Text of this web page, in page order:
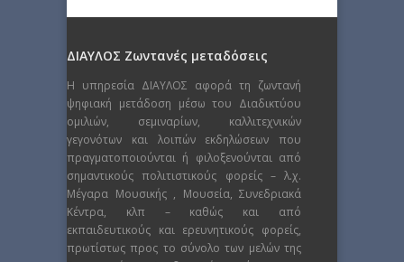
ΔΙΑΥΛΟΣ Ζωντανές μεταδόσεις
Η υπηρεσία ΔΙΑΥΛΟΣ αφορά τη ζωντανή
ψηφιακή μετάδοση μέσω του Διαδικτύου
ομιλιών, σεμιναρίων, καλλιτεχνικών
γεγονότων και λοιπών εκδηλώσεων που
πραγματοποιούνται ή φιλοξενούνται από
σημαντικούς πολιτιστικούς φορείς – λ.χ.
Μέγαρα Μουσικής , Μουσεία, Συνεδριακά
Κέντρα, κλπ – καθώς και από
εκπαιδευτικούς και ερευνητικούς φορείς,
πρωτίστως προς το σύνολο των μελών της